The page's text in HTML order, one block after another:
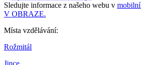
Sledujte informace z našeho webu v
V OBRAZE.
Místa vzdělávání:
Rožmitál
Jince